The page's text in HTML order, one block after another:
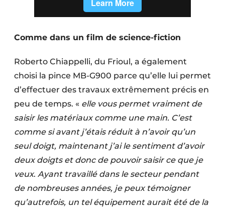
Comme dans un film de science-fiction
Roberto Chiappelli, du Frioul, a également
choisi la pince MB-G900 parce qu’elle lui permet
d’effectuer des travaux extrêmement précis en
peu de temps. « elle vous permet vraiment de
saisir les matériaux comme une main. C’est
comme si avant j’étais réduit à n’avoir qu’un
seul doigt, maintenant j’ai le sentiment d’avoir
deux doigts et donc de pouvoir saisir ce que je
veux. Ayant travaillé dans le secteur pendant
de nombreuses années, je peux témoigner
qu’autrefois, un tel équipement aurait été de la